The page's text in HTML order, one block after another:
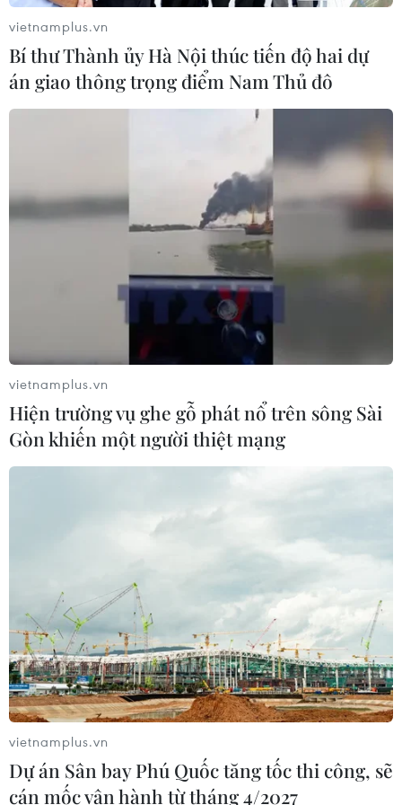
hai công nhân thương vong
08/08/2026 12:32
Đội K93 quy tập được 11 bộ hài cốt liệt
Mở rộng không gian cống hiến cho
cộng đồng người Việt Nam ở nước
Phú Thọ làm rõ sự cố y khoa khiến bé
trai 8 tuổi tử vong sau mổ ruột thừa
08/08/2026 10:28
CƠ QUAN CHỦ QUẢN: THÔNG TẤN XÃ VIỆT NAM
Tổng Biên tập: TRẦN TIẾN DUẨN
Phó Tổng Biên tập: NGUYỄN THỊ TÁM, KHÚC THANH
THỦY
Sở hữu trí tuệ
Quy định sử dụng
vietnamplus.vn
Bí thư Thành ủy Hà Nội thúc tiến độ hai dự
án giao thông trọng điểm Nam Thủ đô
vietnamplus.vn
Hiện trường vụ ghe gỗ phát nổ trên sông Sài
Gòn khiến một người thiệt mạng
vietnamplus.vn
Dự án Sân bay Phú Quốc tăng tốc thi công, sẽ
cán mốc vận hành từ tháng 4/2027